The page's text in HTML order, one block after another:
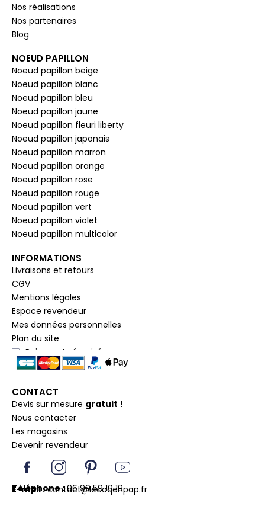
Nos réalisations
Nos partenaires
Blog
NOEUD PAPILLON
Noeud papillon beige
Noeud papillon blanc
Noeud papillon bleu
Noeud papillon jaune
Noeud papillon fleuri liberty
Noeud papillon japonais
Noeud papillon marron
Noeud papillon orange
Noeud papillon rose
Noeud papillon rouge
Noeud papillon vert
Noeud papillon violet
Noeud papillon multicolor
INFORMATIONS
Livraisons et retours
CGV
Mentions légales
Espace revendeur
Mes données personnelles
Plan du site
Paiement sécurisé
CONTACT
Devis sur mesure gratuit !
Nous contacter
Les magasins
Devenir revendeur
I
c
o
I
n
s
P
i
n
Y
o
u
Téléphone :06 99 59 10 19
E-mail :contact@lecoqenpap.fr